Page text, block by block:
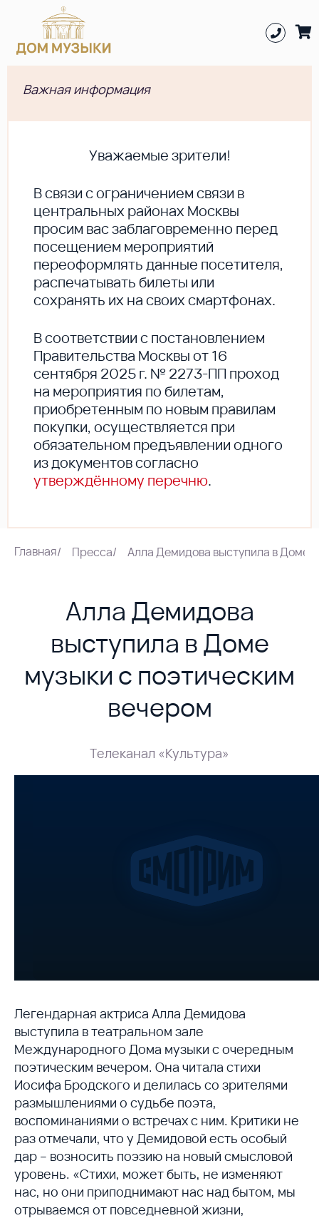
Важная информация
Уважаемые зрители!
В cвязи с ограничением связи в
центральных районах Москвы
просим вас заблаговременно перед
посещением мероприятий
переоформлять данные посетителя,
распечатывать билеты или
сохранять их на своих смартфонах.
В соответствии с постановлением
Правительства Москвы от 16
сентября 2025 г. № 2273-ПП проход
на мероприятия по билетам,
приобретенным по новым правилам
покупки, осуществляется при
обязательном предъявлении одного
из документов согласно
утверждённому перечню.
Главная/ Пресса/ Алла Демидова выступила в Доме
Алла Демидова
выступила в Доме
музыки с поэтическим
вечером
Телеканал «Культура»
Легендарная актриса Алла Демидова
выступила в театральном зале
Международного Дома музыки с очередным
поэтическим вечером. Она читала стихи
Иосифа Бродского и делилась со зрителями
размышлениями о судьбе поэта,
воспоминаниями о встречах с ним. Критики не
раз отмечали, что у Демидовой есть особый
дар – возносить поэзию на новый смысловой
уровень. «Стихи, может быть, не изменяют
нас, но они приподнимают нас над бытом, мы
отрываемся от повседневной жизни,